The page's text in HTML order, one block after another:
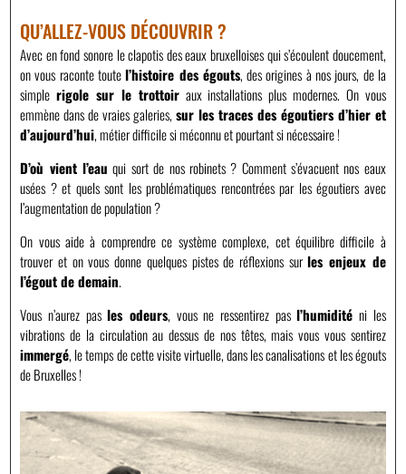
QU’ALLEZ-VOUS DÉCOUVRIR ?
Avec en fond sonore le clapotis des eaux bruxelloises qui s’écoulent doucement,
on vous raconte toutel’histoire des égouts, des origines à nos jours, de la
simplerigole sur le trottoiraux installations plus modernes. On vous
emmène dans de vraies galeries,sur les traces des égoutiers d’hier et
d’aujourd’hui, métier difficile si méconnu et pourtant si nécessaire !
D’où vient l’eau qui sort de nos robinets ? Comment s’évacuent nos eaux
usées ? et quels sont les problématiques rencontrées par les égoutiers avec
l’augmentation de population ?
On vous aide à comprendre ce système complexe, cet équilibre difficile à
trouver et on vous donne quelques pistes de réflexions surles enjeux de
l’égout de demain.
Vous n’aurez pasles odeurs, vous ne ressentirez pasl’humidité ni les
vibrations de la circulation au dessus de nos têtes, mais vous vous sentirez
immergé, le temps de cette visite virtuelle, dans les canalisations et les égouts
de Bruxelles !